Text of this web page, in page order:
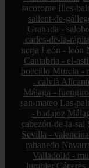
tacoronte Illes-
sallent-de-
Granada -
carles-de-la-ràpita
nerja León - león
Cantabria - el-
boecillo Murcia -
- calvià
Málaga -
san-mateo Las-
- badajoz
cabezón-de-la-sal
Sevilla -
rabanedo
Valladolid -